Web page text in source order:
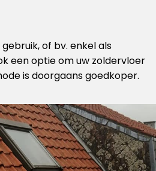
of bv. enkel als
een optie om uw zoldervloer
is doorgaans goedkoper.